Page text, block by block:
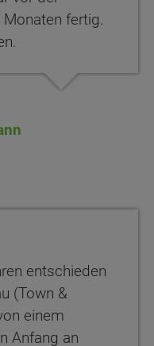
fertig.
entschieden
(Town &
einem
Anfang an